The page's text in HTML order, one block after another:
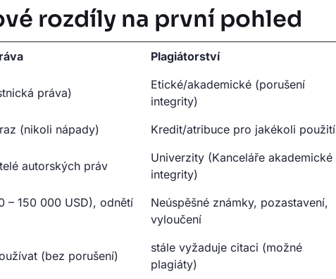
rozdíly na první pohled
Plagiátorství
práva)
Etické/akademické (porušení
integrity)
(nikoli nápady) Kredit/atribuce pro jakékoli použití
autorských práv
Univerzity (Kanceláře akademické
integrity)
– 150 000 USD), odnětí
Neúspěšné známky, pozastavení,
vyloučení
(bez porušení)
stále vyžaduje citaci (možné
plagiáty)